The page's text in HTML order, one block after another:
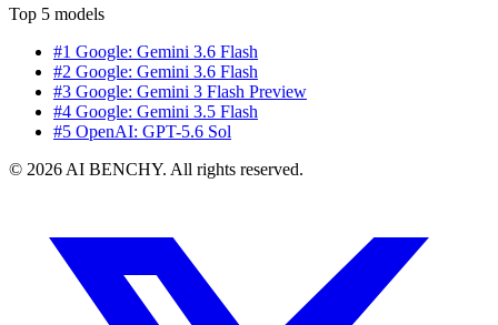
Top 5 models
#1 Google: Gemini 3.6 Flash
#2 Google: Gemini 3.6 Flash
#3 Google: Gemini 3 Flash Preview
#4 Google: Gemini 3.5 Flash
#5 OpenAI: GPT-5.6 Sol
© 2026 AI BENCHY. All rights reserved.